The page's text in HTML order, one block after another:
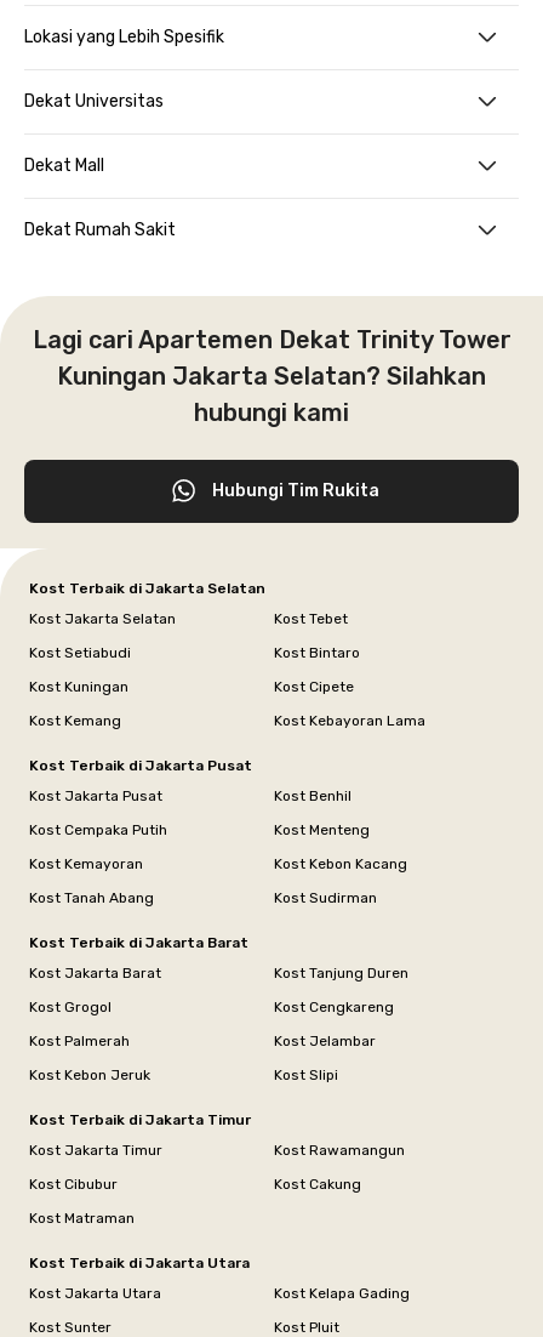
Lokasi yang Lebih Spesifik
Dekat Universitas
Dekat Mall
Dekat Rumah Sakit
Lagi cari Apartemen Dekat Trinity Tower
Kuningan Jakarta Selatan? Silahkan
hubungi kami
Hubungi Tim Rukita
Kost Terbaik di Jakarta Selatan
Kost Jakarta Selatan
Kost Tebet
Kost Setiabudi
Kost Bintaro
Kost Kuningan
Kost Cipete
Kost Kemang
Kost Kebayoran Lama
Kost Terbaik di Jakarta Pusat
Kost Jakarta Pusat
Kost Benhil
Kost Cempaka Putih
Kost Menteng
Kost Kemayoran
Kost Kebon Kacang
Kost Tanah Abang
Kost Sudirman
Kost Terbaik di Jakarta Barat
Kost Jakarta Barat
Kost Tanjung Duren
Kost Grogol
Kost Cengkareng
Kost Palmerah
Kost Jelambar
Kost Kebon Jeruk
Kost Slipi
Kost Terbaik di Jakarta Timur
Kost Jakarta Timur
Kost Rawamangun
Kost Cibubur
Kost Cakung
Kost Matraman
Kost Terbaik di Jakarta Utara
Kost Jakarta Utara
Kost Kelapa Gading
Kost Sunter
Kost Pluit